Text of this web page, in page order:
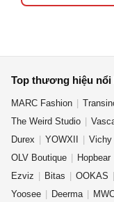
Top thương hiệu nổi
MARC Fashion
The Weird Studio
Durex
YOWXII Vichy
OLV Boutique
Hopbear
Ezviz
Bitas OOKAS
Yoosee
Deerma